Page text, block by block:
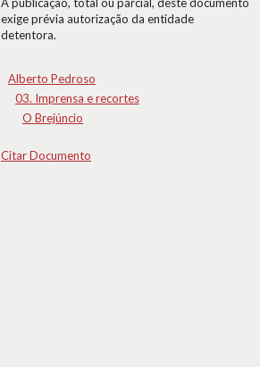
exige prévia autorização da entidade
detentora.
Alberto Pedroso
03. Imprensa e recortes
O Brejúncio
Citar Documento